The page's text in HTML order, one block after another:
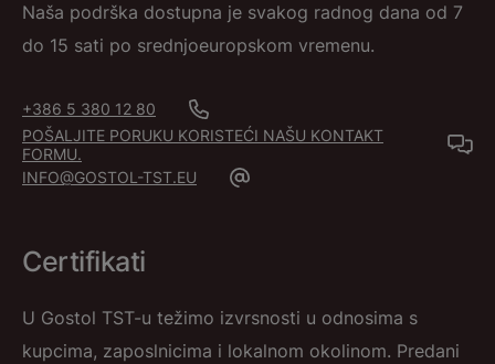
Naša podrška dostupna je svakog radnog dana od 7
do 15 sati po srednjoeuropskom vremenu.
+386 5 380 12 80
POŠALJITE PORUKU KORISTEĆI NAŠU KONTAKT
FORMU.
INFO@GOSTOL-TST.EU
Certifikati
U Gostol TST-u težimo izvrsnosti u odnosima s
kupcima, zaposlnicima i lokalnom okolinom. Predani